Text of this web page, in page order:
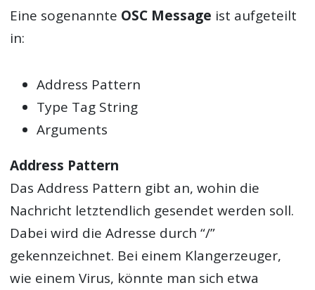
Eine sogenannte OSC Message ist aufgeteilt
in:
Address Pattern
Type Tag String
Arguments
Address Pattern
Das Address Pattern gibt an, wohin die
Nachricht letztendlich gesendet werden soll.
Dabei wird die Adresse durch “/”
gekennzeichnet. Bei einem Klangerzeuger,
wie einem Virus, könnte man sich etwa